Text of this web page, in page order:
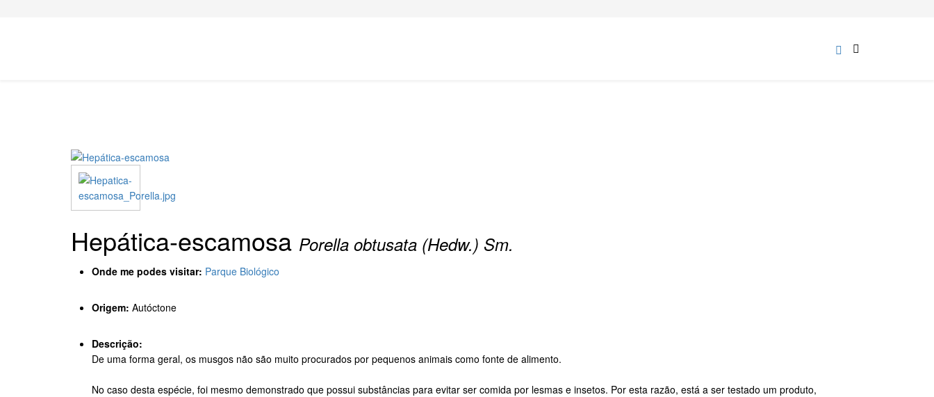
Hepática-escamosa Porella obtusata (Hedw.) Sm.
Onde me podes visitar: Parque Biológico
Origem: Autóctone
Descrição:
De uma forma geral, os musgos não são muito procurados por pequenos animais como fonte de alimento.
No caso desta espécie, foi mesmo demonstrado que possui substâncias para evitar ser comida por lesmas e insetos. Por esta razão, está a ser testado um produto,